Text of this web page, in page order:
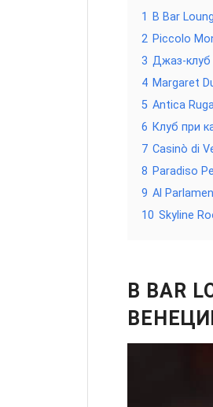
1
B Bar
2 Piccolo
3 Джаз-клуб
4 Margaret
5 Antica
6 Клуб при
7 Casinò di
8 Paradiso
9 Al
10 Skyline
B BAR